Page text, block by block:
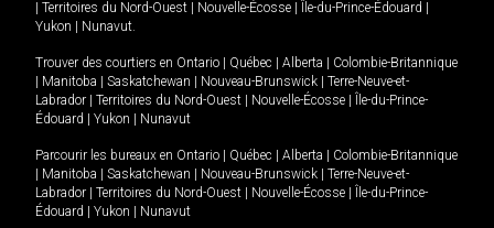
Territoires du Nord-Ouest Nouvelle-Écosse Île-du-Prince-Édouard
Yukon
Nunavut.
Trouver des courtiers en Ontario Québec Alberta
Colombie-Britannique
Manitoba Saskatchewan Nouveau-Brunswick
Terre-Neuve-et-
Labrador
Territoires du Nord-Ouest Nouvelle-Écosse
Île-du-Prince-
Édouard
Yukon Nunavut
Parcourir les bureaux en Ontario Québec Alberta
Colombie-Britannique
Manitoba Saskatchewan Nouveau-Brunswick
Terre-Neuve-et-
Labrador
Territoires du Nord-Ouest Nouvelle-Écosse
Île-du-Prince-
Édouard
Yukon Nunavut